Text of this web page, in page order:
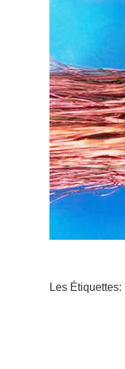
Les Étiquettes: